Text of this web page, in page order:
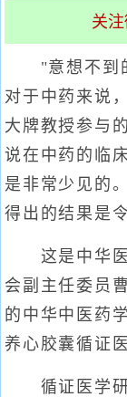
关
"意想不到的
对于中药来说
大牌教授参与
说在中药的临
是非常少见的
得出的结果是
这是中华医
会副主任委员
的中华中医药
养心胶囊循证
循证医学研